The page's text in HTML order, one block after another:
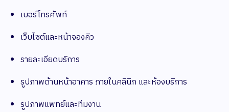
เบอร์โทรศัพท์
เว็บไซต์และหน้าจองคิว
รายละเอียดบริการ
รูปภาพด้านหน้าอาคาร ภายในคลินิก และห้องบริการ
รูปภาพแพทย์และทีมงาน